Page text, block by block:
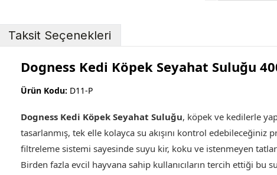
Taksit Seçenekleri
Dogness Kedi Köpek Seyahat Suluğu
Ürün Kodu: D11-P
Dogness Kedi Köpek Seyahat Suluğu, köpek ve kedilerle
tasarlanmış, tek elle kolayca su akışını kontrol edebileceğiniz
filtreleme sistemi sayesinde suyu kir, koku ve istenmeyen tatlar
Birden fazla evcil hayvana sahip kullanıcıların tercih ettiği bu